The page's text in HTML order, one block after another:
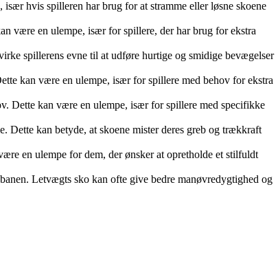
hvis spilleren har brug for at stramme eller løsne skoene
være en ulempe, især for spillere, der har brug for ekstra
spillerens evne til at udføre hurtige og smidige bevægelser
kan være en ulempe, især for spillere med behov for ekstra
Dette kan være en ulempe, især for spillere med specifikke
Dette kan betyde, at skoene mister deres greb og trækkraft
en ulempe for dem, der ønsker at opretholde et stilfuldt
Letvægts sko kan ofte give bedre manøvredygtighed og